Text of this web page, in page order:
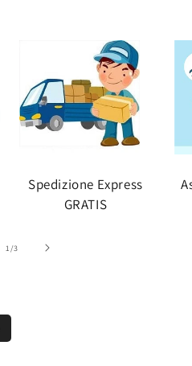
Spedizione Express
GRATIS
1/su
3